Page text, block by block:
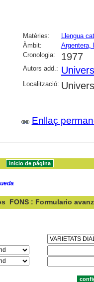
Matèries: Llengua
Àmbit:
Argentera,
Cronologia:
1977
Autors add.:
Localització:
Enllaç
FONS : Formulario